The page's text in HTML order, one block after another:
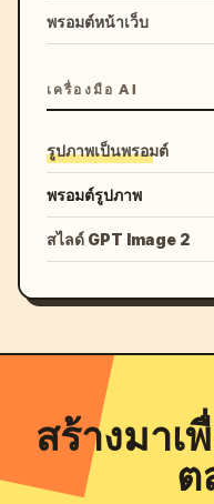
พรอมต์หน้าเว็บ
เครื่องมือ AI
รูปภาพเป็นพรอมต์
พรอมต์รูปภาพ
สไลด์ GPT Image 2
สร้างมาเ
ต